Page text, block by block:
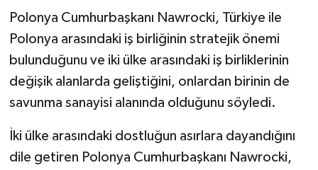
Polonya Cumhurbaşkanı Nawrocki, Türkiye ile
Polonya arasındaki iş birliğinin stratejik önemi
bulunduğunu ve iki ülke arasındaki iş birliklerinin
değişik alanlarda geliştiğini, onlardan birinin de
savunma sanayisi alanında olduğunu söyledi.
İki ülke arasındaki dostluğun asırlara dayandığını
dile getiren Polonya Cumhurbaşkanı Nawrocki,